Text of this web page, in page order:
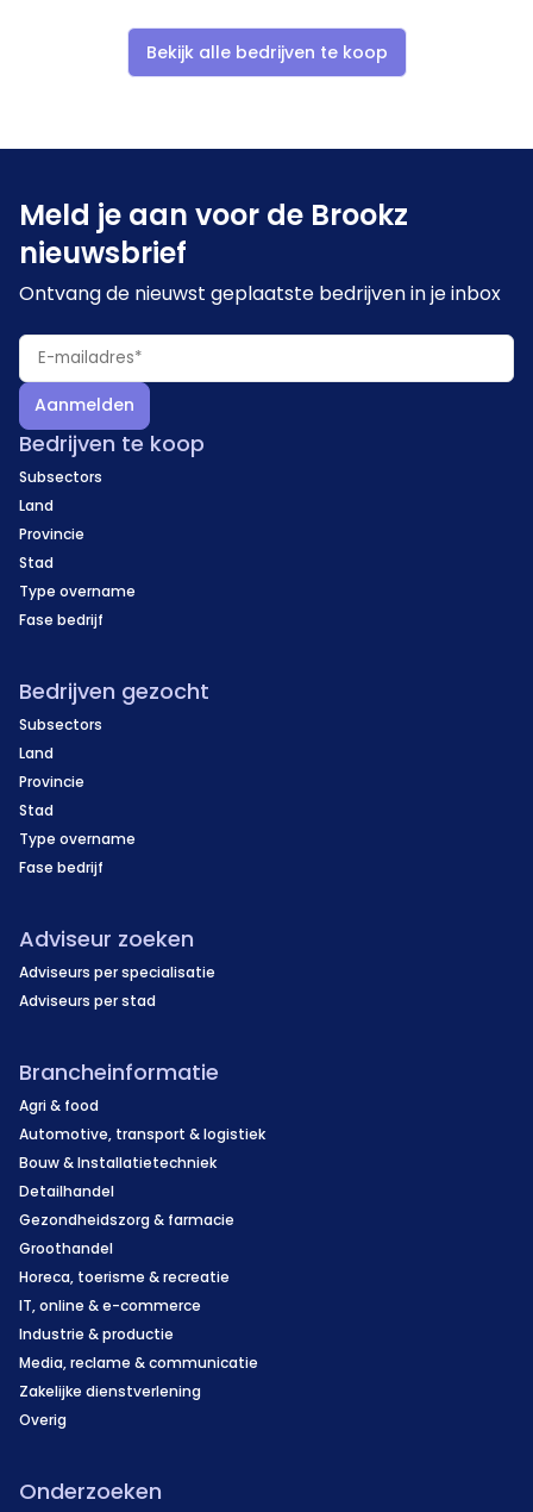
Bekijk alle bedrijven te koop
Meld je aan voor de Brookz
nieuwsbrief
Ontvang de nieuwst geplaatste bedrijven in je inbox
Aanmelden
Bedrijven te koop
Subsectors
Land
Provincie
Stad
Type overname
Fase bedrijf
Bedrijven gezocht
Subsectors
Land
Provincie
Stad
Type overname
Fase bedrijf
Adviseur zoeken
Adviseurs per specialisatie
Adviseurs per stad
Brancheinformatie
Agri & food
Automotive, transport & logistiek
Bouw & Installatietechniek
Detailhandel
Gezondheidszorg & farmacie
Groothandel
Horeca, toerisme & recreatie
IT, online & e-commerce
Industrie & productie
Media, reclame & communicatie
Zakelijke dienstverlening
Overig
Onderzoeken